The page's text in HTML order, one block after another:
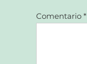
Comentario*